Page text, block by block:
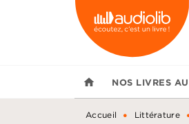
MENU
home NOS LIVRES
Accueil • Littérature